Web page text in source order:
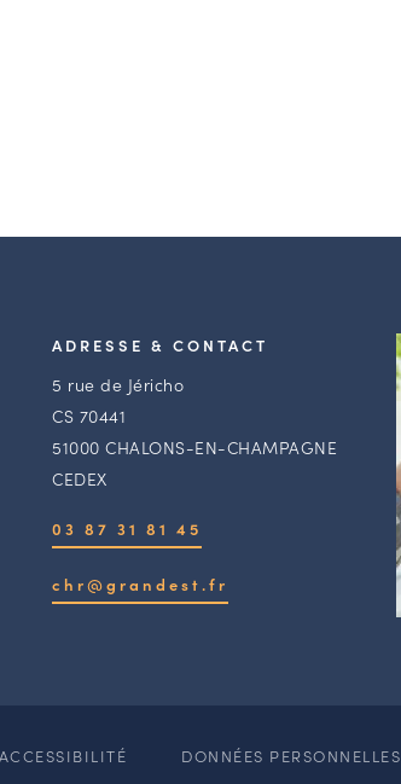
ADRESSE & CONTACT
5 rue de Jéricho
CS 70441
51000 CHALONS-EN-CHAMPAGNE
CEDEX
03 87 31 81 45
chr@grandest.fr
DONNÉES PERSONNELLES